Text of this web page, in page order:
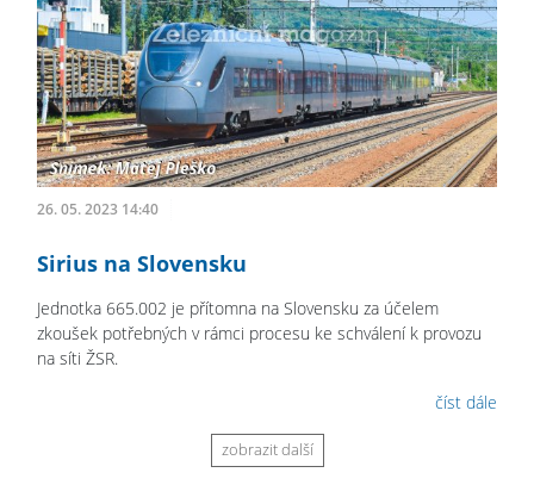
26. 05. 2023 14:40
Sirius na Slovensku
Jednotka 665.002 je přítomna na Slovensku za účelem
zkoušek potřebných v rámci procesu ke schválení k provozu
na síti ŽSR.
číst dále
zobrazit další